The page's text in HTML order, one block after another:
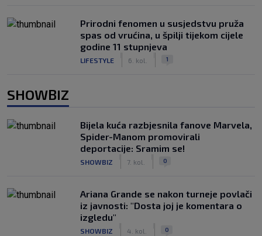
Prirodni fenomen u susjedstvu pruža
spas od vrućina, u špilji tijekom cijele
godine 11 stupnjeva
LIFESTYLE 6. kol. 1
SHOWBIZ
Bijela kuća razbjesnila fanove Marvela,
Spider-Manom promovirali
deportacije: Sramim se!
SHOWBIZ 7. kol. 0
Ariana Grande se nakon turneje povlači
iz javnosti: "Dosta joj je komentara o
izgledu"
SHOWBIZ 4. kol. 0